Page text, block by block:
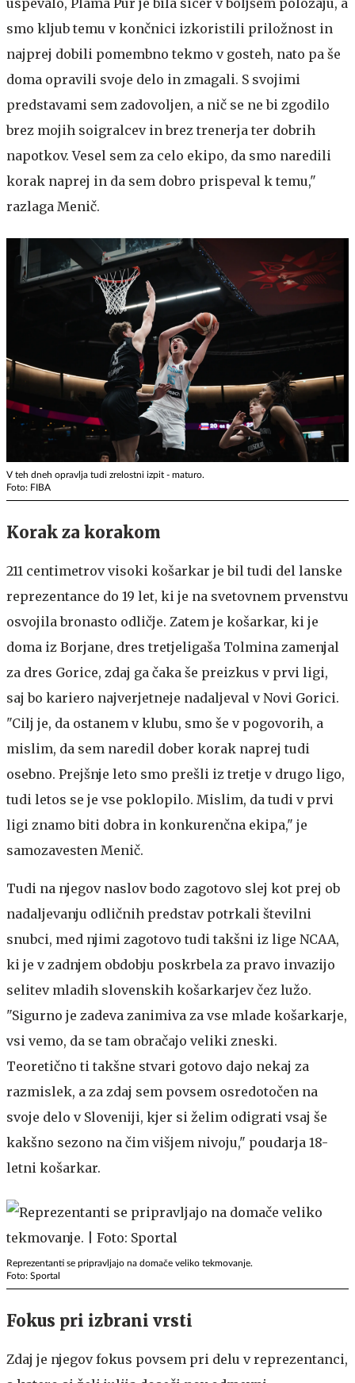
smo kljub temu v končnici izkoristili priložnost in
najprej dobili pomembno tekmo v gosteh, nato pa še
doma opravili svoje delo in zmagali. S svojimi
predstavami sem zadovoljen, a nič se ne bi zgodilo
brez mojih soigralcev in brez trenerja ter dobrih
napotkov. Vesel sem za celo ekipo, da smo naredili
korak naprej in da sem dobro prispeval k temu,"
razlaga Menič.
V teh dneh opravlja tudi zrelostni izpit - maturo.
Foto: FIBA
Korak za korakom
211 centimetrov visoki košarkar je bil tudi del lanske
reprezentance do 19 let, ki je na svetovnem prvenstvu
osvojila bronasto odličje. Zatem je košarkar, ki je
doma iz Borjane, dres tretjeligaša Tolmina zamenjal
za dres Gorice, zdaj ga čaka še preizkus v prvi ligi,
saj bo kariero najverjetneje nadaljeval v Novi Gorici.
"Cilj je, da ostanem v klubu, smo še v pogovorih, a
mislim, da sem naredil dober korak naprej tudi
osebno. Prejšnje leto smo prešli iz tretje v drugo ligo,
tudi letos se je vse poklopilo. Mislim, da tudi v prvi
ligi znamo biti dobra in konkurenčna ekipa," je
samozavesten Menič.
Tudi na njegov naslov bodo zagotovo slej kot prej ob
nadaljevanju odličnih predstav potrkali številni
snubci, med njimi zagotovo tudi takšni iz lige NCAA,
ki je v zadnjem obdobju poskrbela za pravo invazijo
selitev mladih slovenskih košarkarjev čez lužo.
"Sigurno je zadeva zanimiva za vse mlade košarkarje,
vsi vemo, da se tam obračajo veliki zneski.
Teoretično ti takšne stvari gotovo dajo nekaj za
razmislek, a za zdaj sem povsem osredotočen na
svoje delo v Sloveniji, kjer si želim odigrati vsaj še
kakšno sezono na čim višjem nivoju," poudarja 18-
letni košarkar.
Reprezentanti se pripravljajo na domače veliko tekmovanje.
Foto: Sportal
Fokus pri izbrani vrsti
Zdaj je njegov fokus povsem pri delu v reprezentanci,